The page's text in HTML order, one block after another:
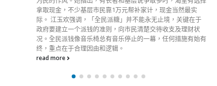
拿取现金，不少基层市民靠1万元帮补家计，现金当然最实
际。 江玉欢强调，「全民派糖」并不能永无止境，关键在于
政府要建立一个派钱的准则，向市民清楚交待收支及理财状
况。全民派钱像音乐椅总有音乐停止的一幕，任何措施有始有
终，重点在于合理因由和逻辑。
read more